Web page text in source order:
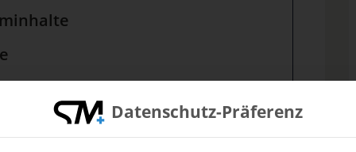
(ab 2025)
Datenschutz-Präferenz